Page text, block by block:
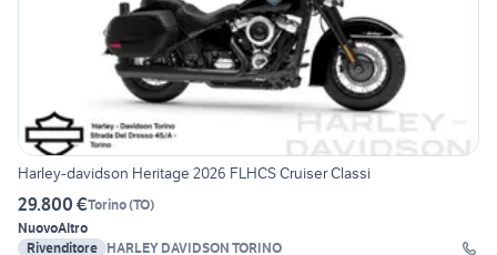
Harley-davidson Heritage 2026 FLHCS Cruiser Classi
29.800 €Torino(TO)
NuovoAltro
Rivenditore HARLEY DAVIDSON TORINO